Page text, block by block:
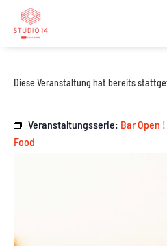
Diese Veranstaltung hat bereits
Veranstaltungsserie: Bar Open
Food